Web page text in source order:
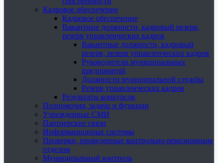
Кадровое обеспечение
Кадровое обеспечение
Вакантные должности, кадровый резерв,
резерв управленческих кадров
Вакантные должности, кадровый
резерв, резерв управленческих кадров
Руководители муниципальных
предприятий
Должности муниципальной службы
Резерв управленческих кадров
Результаты конкурсов
Полномочия, задачи и функции
Учрежденные СМИ
Партнерские связи
Информационные системы
Проверки, проведенные контрольно-ревизионным
отделом
Муниципальный контроль